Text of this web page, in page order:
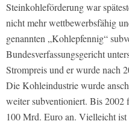
Steinkohleförderung war
nicht mehr wettbewerbsfähig
genannten „Kohlepfennig“
Bundesverfassungsgericht
Strompreis und er wurde nach
Die Kohleindustrie wurde
weiter subventioniert. Bis 2002
100 Mrd. Euro an. Vielleicht ist